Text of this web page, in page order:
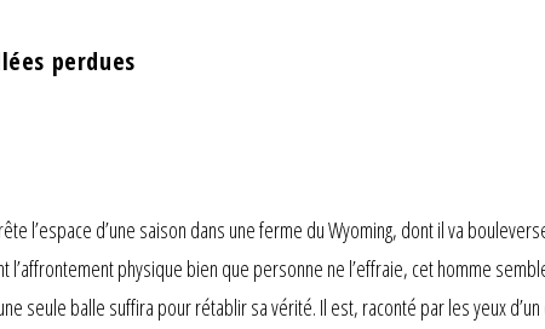
perdues
l’espace d’une saison dans une ferme du Wyoming, dont il va
l’affrontement physique bien que personne ne l’effraie, cet homme
seule balle suffira pour rétablir sa vérité. Il est, raconté par les yeux